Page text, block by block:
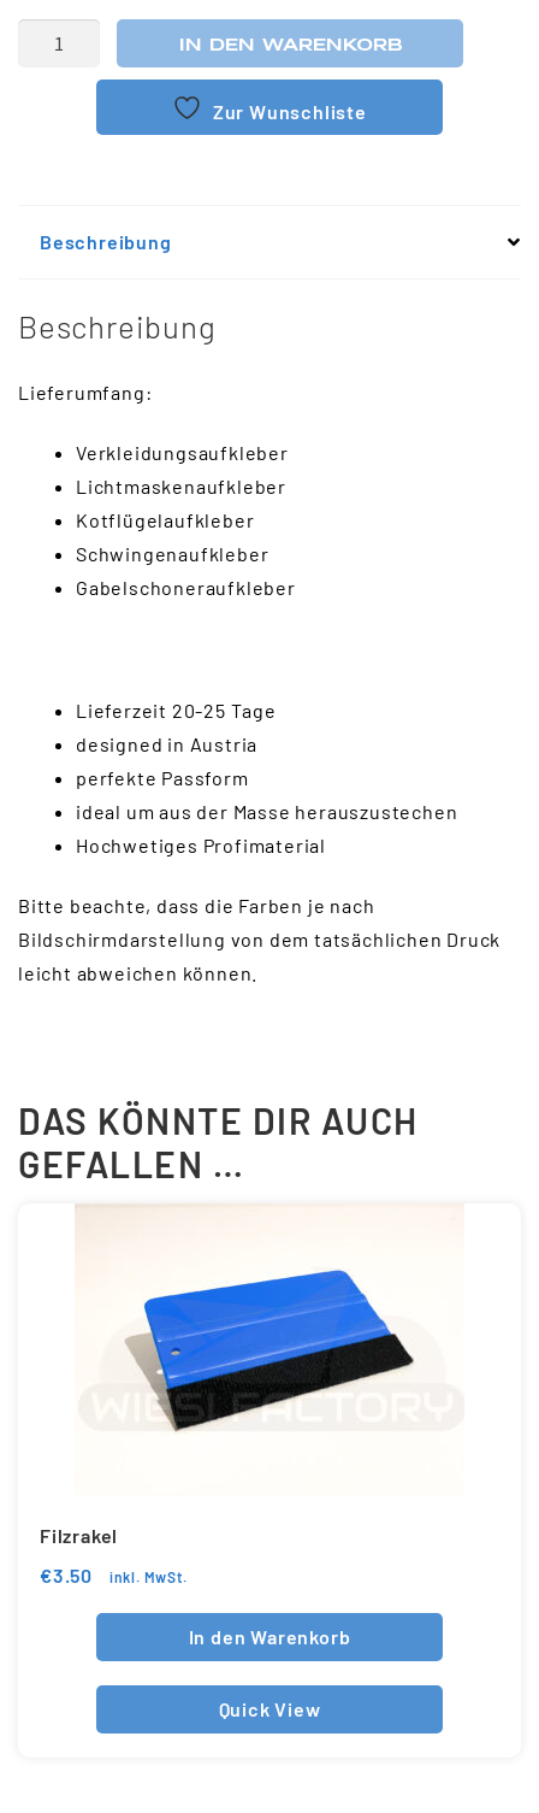
IN DEN WARENKORB
Zur Wunschliste
Beschreibung
Beschreibung
Lieferumfang:
Verkleidungsaufkleber
Lichtmaskenaufkleber
Kotflügelaufkleber
Schwingenaufkleber
Gabelschoneraufkleber
Lieferzeit 20-25 Tage
designed in Austria
perfekte Passform
ideal um aus der Masse herauszustechen
Hochwetiges Profimaterial
Bitte beachte, dass die Farben je nach
Bildschirmdarstellung von dem tatsächlichen Druck
leicht abweichen können.
DAS KÖNNTE DIR AUCH
GEFALLEN …
Filzrakel
€3.50 inkl. MwSt.
In den Warenkorb
Quick View